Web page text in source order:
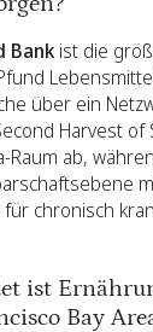
Bank ist die
über ein
Harvest of
Raum ab,
chronisch
ist
Bay